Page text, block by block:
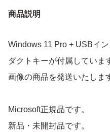
商品説明
Windows 11 Pro + USBイ
ダクトキーが付属していま
画像の商品を発送いたしま
Microsoft正規品です。
新品・未開封品です。